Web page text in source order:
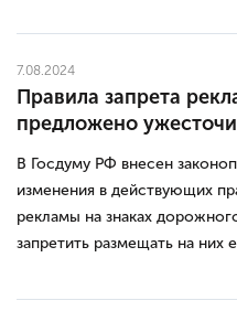
7.08.2024
Правила запрета
предложено
В Госдуму РФ внесен
изменения в действующих
рекламы на знаках
запретить размещать на